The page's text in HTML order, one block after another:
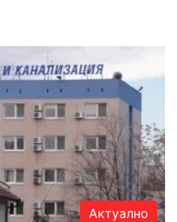
Актуално